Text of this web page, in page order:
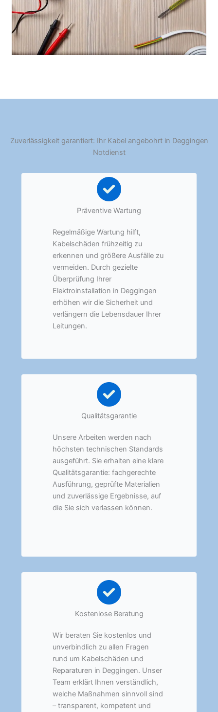
Zuverlässigkeit garantiert: Ihr Kabel angebohrt in Deggingen
Notdienst
Präventive Wartung
Regelmäßige Wartung hilft,
Kabelschäden frühzeitig zu
erkennen und größere Ausfälle zu
vermeiden. Durch gezielte
Überprüfung Ihrer
Elektroinstallation in Deggingen
erhöhen wir die Sicherheit und
verlängern die Lebensdauer Ihrer
Leitungen.
Qualitätsgarantie
Unsere Arbeiten werden nach
höchsten technischen Standards
ausgeführt. Sie erhalten eine klare
Qualitätsgarantie: fachgerechte
Ausführung, geprüfte Materialien
und zuverlässige Ergebnisse, auf
die Sie sich verlassen können.
Kostenlose Beratung
Wir beraten Sie kostenlos und
unverbindlich zu allen Fragen
rund um Kabelschäden und
Reparaturen in Deggingen. Unser
Team erklärt Ihnen verständlich,
welche Maßnahmen sinnvoll sind
– transparent, kompetent und